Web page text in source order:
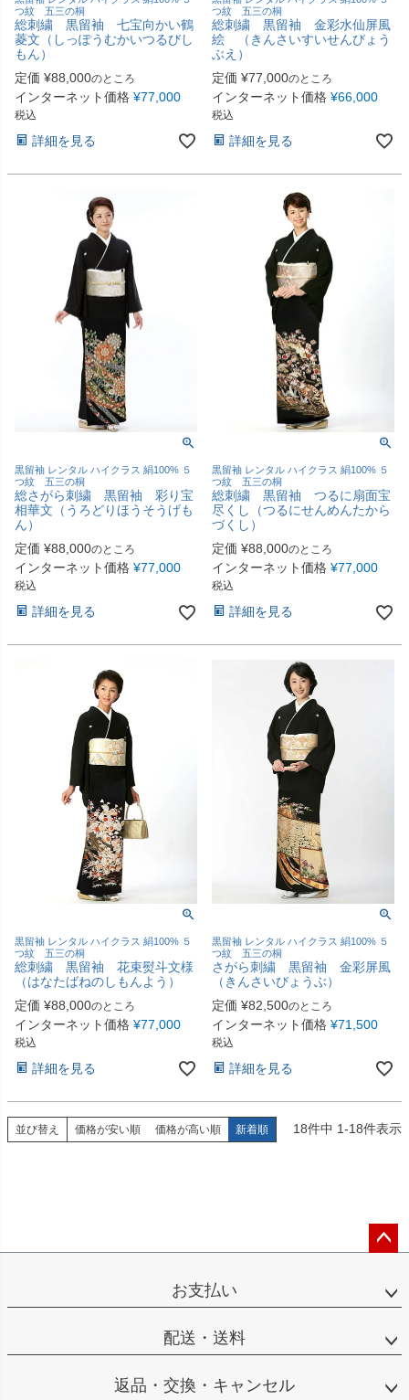
つ紋 五三の桐
総刺繍 黒留袖 七宝向かい鶴
菱文（しっぽうむかいつるびし
もん）
定価 ¥88,000のところ
インターネット価格 ¥77,000
税込
詳細を見る
つ紋 五三の桐
総刺繍 黒留袖 金彩水仙屏風
絵 （きんさいすいせんびょう
ぶえ）
定価 ¥77,000のところ
インターネット価格 ¥66,000
税込
詳細を見る
黒留袖 レンタル ハイクラス 絹100% ５
つ紋 五三の桐
総さがら刺繍 黒留袖 彩り宝
相華文（うろどりほうそうげも
ん）
定価 ¥88,000のところ
インターネット価格 ¥77,000
税込
詳細を見る
黒留袖 レンタル ハイクラス 絹100% ５
つ紋 五三の桐
総刺繍 黒留袖 つるに扇面宝
尽くし（つるにせんめんたから
づくし）
定価 ¥88,000のところ
インターネット価格 ¥77,000
税込
詳細を見る
黒留袖 レンタル ハイクラス 絹100% ５
つ紋 五三の桐
総刺繍 黒留袖 花束熨斗文様
（はなたばねのしもんよう）
定価 ¥88,000のところ
インターネット価格 ¥77,000
税込
詳細を見る
黒留袖 レンタル ハイクラス 絹100% ５
つ紋 五三の桐
さがら刺繍 黒留袖 金彩屏風
（きんさいびょうぶ）
定価 ¥82,500のところ
インターネット価格 ¥71,500
税込
詳細を見る
並び替え 価格が安い順 価格が高い順 新着順 18件中 1-18件表示
ップ
お支払い
配送・送料
返品・交換・キャンセル